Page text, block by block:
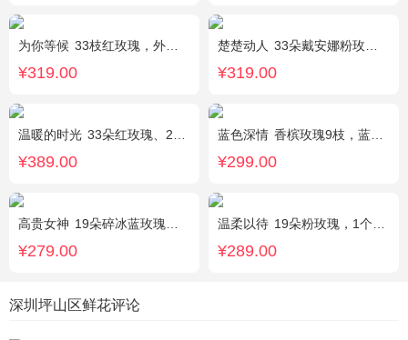
为你等候 33枝红玫瑰，外围满天星和黄莺，随机赠送两只公仔
¥319.00
楚楚动人 33朵戴安娜粉玫瑰，相思梅搭配
¥319.00
温暖的时光 33朵红玫瑰、2枝多头粉百合，搭配适量黄莺草、栀子叶间插。
¥389.00
蓝色深情 香槟玫瑰9枝，蓝绣球1枝，向日葵3枝，白色洋桔梗、大叶尤加利搭配
¥299.00
高贵女神 19朵碎冰蓝玫瑰，绿叶搭配
¥279.00
温柔以待 19朵粉玫瑰，1个粉色绣球，1枝多头白百合，桔梗、满天星、绿叶搭配
¥289.00
深圳坪山区鲜花评论